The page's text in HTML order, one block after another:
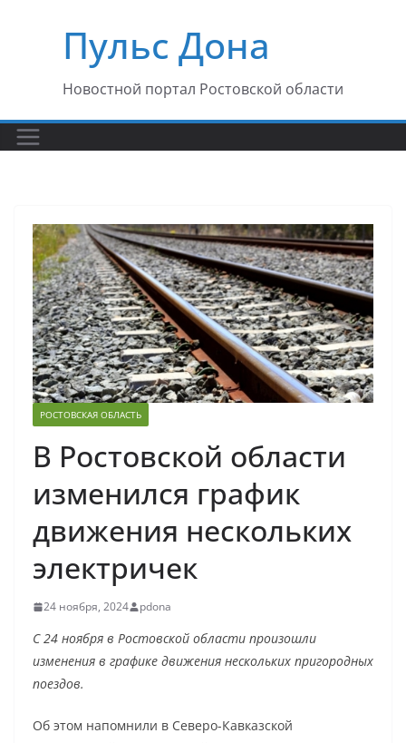
содержимомуПульс Дона
Новостной портал Ростовской области
РОСТОВСКАЯ ОБЛАСТЬ
В Ростовской области
изменился график
движения нескольких
электричек
24 ноября, 2024 pdona
С 24 ноября в Ростовской области произошли
изменения в графике движения нескольких пригородных
поездов.
Об этом напомнили в Северо-Кавказской